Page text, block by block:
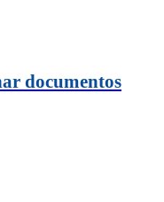
documentos